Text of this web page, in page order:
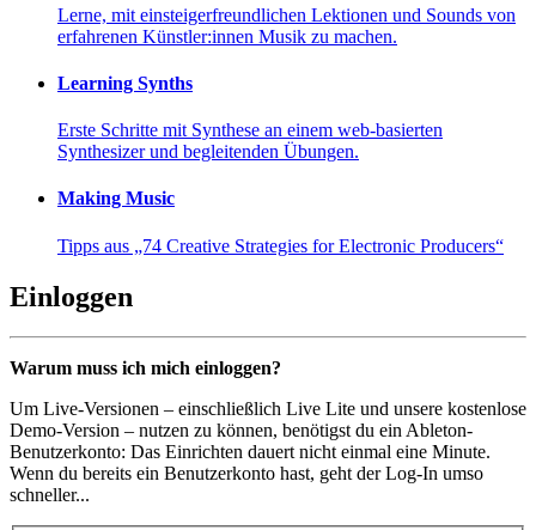
Lerne, mit einsteigerfreundlichen Lektionen und Sounds von
erfahrenen Künstler:innen Musik zu machen.
Learning Synths
Erste Schritte mit Synthese an einem web-basierten
Synthesizer und begleitenden Übungen.
Making Music
Tipps aus „74 Creative Strategies for Electronic Producers“
Einloggen
Warum muss ich mich einloggen?
Um Live-Versionen – einschließlich Live Lite und unsere kostenlose
Demo-Version – nutzen zu können, benötigst du ein Ableton-
Benutzerkonto: Das Einrichten dauert nicht einmal eine Minute.
Wenn du bereits ein Benutzerkonto hast, geht der Log-In umso
schneller...